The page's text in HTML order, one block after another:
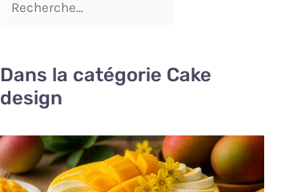
Dans la catégorie Cake
design